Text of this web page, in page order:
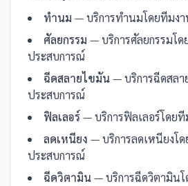
ทำนม — บริการทำนมโดยทีมง
ศัลยกรรม — บริการศัลยกรรมโ
ประสบการณ์
ฉีดสลายไขมัน— บริการฉีดสล
ประสบการณ์
ฟิลเลอร์— บริการฟิลเลอร์โดย
ลดเหนียง — บริการลดเหนียงโ
ประสบการณ์
ฉีดวิตามิน— บริการฉีดวิตามิน